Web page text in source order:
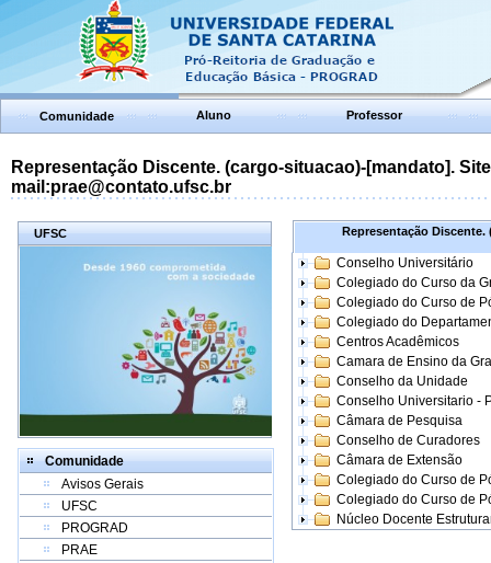
Comunidade Aluno Professor
Representação Discente. (cargo-situacao)-[mandato].
mail:prae@contato.ufsc.br
UFSC
Comunidade
Avisos Gerais
UFSC
PROGRAD
PRAE
Representação Discente.
Conselho Universitário
Colegiado do Curso da
Colegiado do Curso de
Colegiado do
Centros Acadêmicos
Camara de Ensino da
Conselho da Unidade
Conselho Universitario -
Câmara de Pesquisa
Conselho de Curadores
Câmara de Extensão
Colegiado do Curso de
Colegiado do Curso de
Núcleo Docente